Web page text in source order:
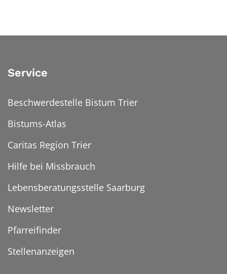
Service
Beschwerdestelle Bistum Trier
Bistums-Atlas
Caritas Region Trier
Hilfe bei Missbrauch
Lebensberatungsstelle Saarburg
Newsletter
Pfarreifinder
Stellenanzeigen